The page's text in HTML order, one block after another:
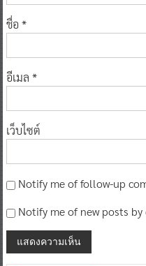
ชื่อ *
อีเมล *
เว็บไซต์
Notify me of follow-up
Notify me of new posts by